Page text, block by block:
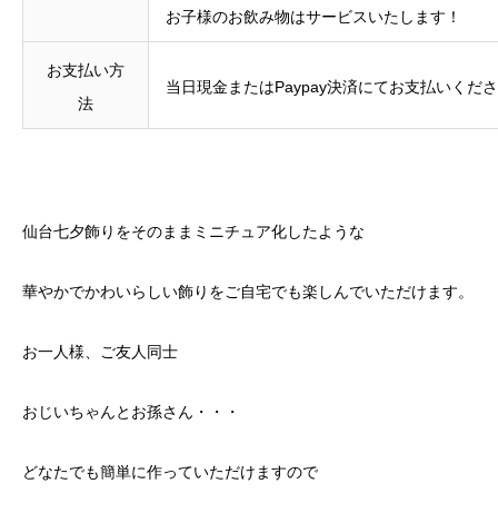
お子様のお飲み物はサービスいたします！
お支払い方
法
当日現金またはPaypay決済にてお支払いくだ
仙台七夕飾りをそのままミニチュア化したような
華やかでかわいらしい飾りをご自宅でも楽しんでいただけます。
お一人様、ご友人同士
おじいちゃんとお孫さん・・・
どなたでも簡単に作っていただけますので